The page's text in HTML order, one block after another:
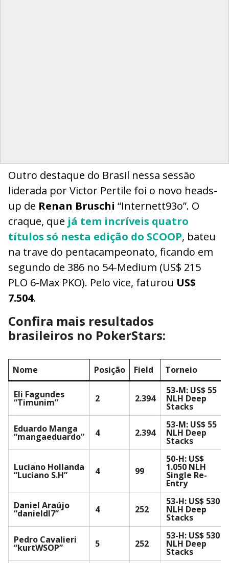
Outro destaque do Brasil nessa sessão
liderada por Victor Pertile foi o novo heads-
up de Renan Bruschi “Internett93o”. O
craque, que já tem incríveis quatro
títulos só nesta edição do SCOOP, bateu
na trave do pentacampeonato, ficando em
segundo de 386 no 54-Medium (US$ 215
PLO 6-Max PKO). Pelo vice, faturou US$
7.504.
Confira mais resultados
brasileiros no PokerStars:
Nome Posição Field Torneio
Eli Fagundes
“Timunim” 2 2.394
53-M: US$ 55
NLH Deep
Stacks
Eduardo Manga
“mangaeduardo” 4 2.394
53-M: US$ 55
NLH Deep
Stacks
Luciano Hollanda
“Luciano S.H” 4 99
50-H: US$
1.050 NLH
Single Re-
Entry
Daniel Araújo
“danieldl7” 4 252
53-H: US$ 530
NLH Deep
Stacks
Pedro Cavalieri
“kurtWSOP” 5 252
53-H: US$ 530
NLH Deep
Stacks